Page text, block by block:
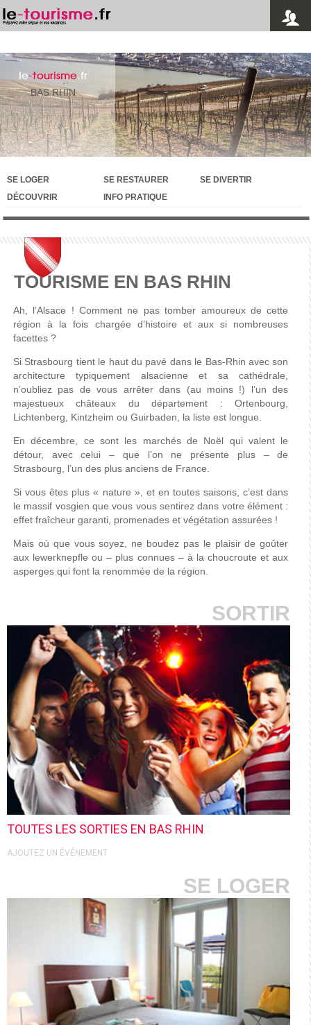
le-tourisme.fr
BAS RHIN
SE LOGER SE RESTAURER
SE DIVERTIR
DÉCOUVRIR
INFO PRATIQUE
TOURISME EN BAS RHIN
Ah, l’Alsace ! Comment ne pastomber amoureuxdecette
région
à lafois chargée d’histoire et auxsi
nombreuses
facettes ?
Si Strasbourg tient le haut du pavé dans le Bas-Rhin avec son
architecture typiquement alsacienne et sa cathédrale,
n’oubliez pas de vous arrêter dans (au moins !) l’un des
majestueux châteaux du département : Ortenbourg,
Lichtenberg, Kintzheim ou Guirbaden, la liste est longue.
Endécembre ce sont les marchésde Noël quivalent le
détour, avec celui – que l’on ne présente plus – de
Strasbourg, l’un des plus anciens de France.
Sivous êtes plus « nature », et en toutes saisons, c’estdans
le massif vosgien que vous voussentirezdans votre élément :
effet fraîcheur garanti, promenades et végétation assurées !
Mais où que vous soyez, ne boudez pas le plaisir de goûter
aux lewerknepfle ou – plus connues – à la choucroute et aux
asperges qui font la renommée de la région.
SORTIR
TOUTES LES SORTIES EN BAS RHIN
AJOUTEZ UN ÉVÉNEMENT
SE LOGER